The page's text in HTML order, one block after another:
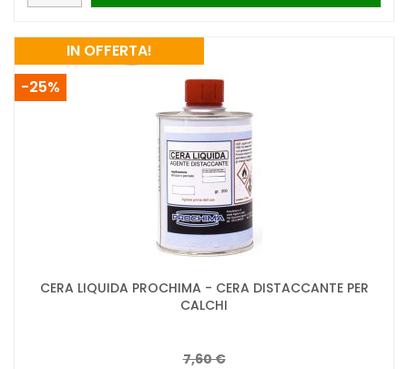
CERA LIQUIDA PROCHIMA - CERA DISTACCANTE PER
CALCHI
7,60 €
IN OFFERTA!
-25%